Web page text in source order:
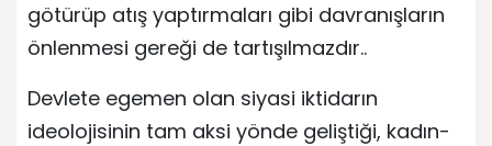
götürüp atış yaptırmaları gibi davranışların
önlenmesi gereği de tartışılmazdır..
Devlete egemen olan siyasi iktidarın
ideolojisinin tam aksi yönde geliştiği, kadın-